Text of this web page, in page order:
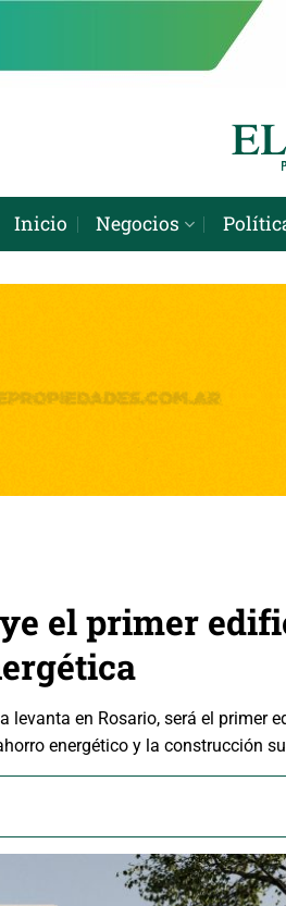
Inicio Negocios
el primer
levanta en Rosario, será el
energético y la construcción